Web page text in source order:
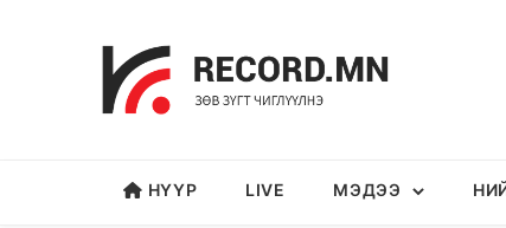
НҮҮР LIVE МЭДЭЭ